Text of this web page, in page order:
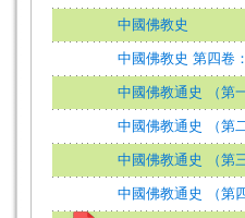
中國佛教史
中國佛教史 第四卷
中國佛教通史 （第
中國佛教通史 （第
中國佛教通史 （第
中國佛教通史 （第